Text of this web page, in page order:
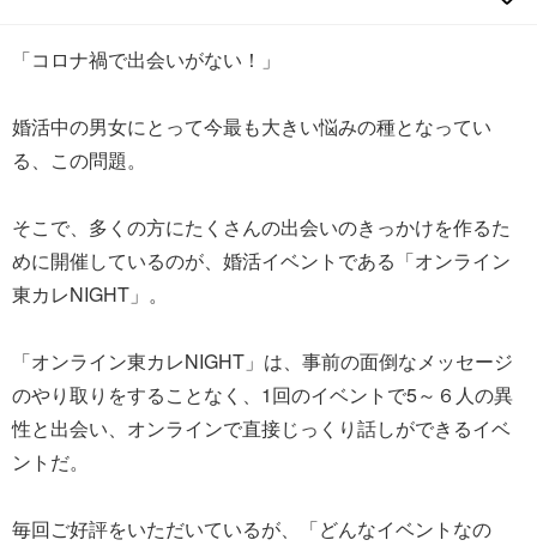
「コロナ禍で出会いがない！」
婚活中の男女にとって今最も大きい悩みの種となってい
る、この問題。
そこで、多くの方にたくさんの出会いのきっかけを作るた
めに開催しているのが、婚活イベントである「オンライン
東カレNIGHT」。
「オンライン東カレNIGHT」は、事前の面倒なメッセージ
のやり取りをすることなく、1回のイベントで5～６人の異
性と出会い、オンラインで直接じっくり話しができるイベ
ントだ。
毎回ご好評をいただいているが、「どんなイベントなの